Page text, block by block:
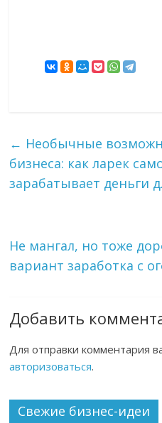
← Необычные
бизнеса: как ларек
зарабатывает деньги
Не мангал, но тоже
вариант заработка с
Добавить
Для отправки комментария
авторизоваться.
Свежие бизнес-идеи